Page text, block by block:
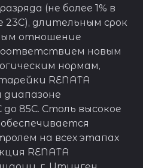
(не более 1% в
длительным срок
отношение
новым
нормам,
RENATA
85С. Столь высокое
на всех этапах
RENATA